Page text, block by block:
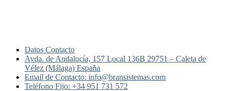
Datos Contacto
Avda. de Andalucía, 157 Local 136B 29751 – Caleta de
Vélez (Málaga) España
Email de Contacto: info@bransistemas.com
Teléfono Fijo: +34 951 731 572